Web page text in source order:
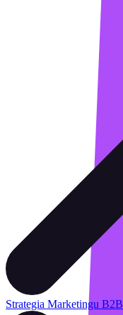
Strategia Marketingu B2B